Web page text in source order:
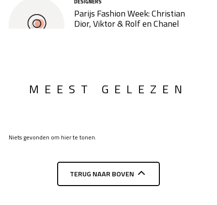
DESIGNERS
Parijs Fashion Week: Christian
Dior, Viktor & Rolf en Chanel
MEEST GELEZEN
Niets gevonden om hier te tonen.
TERUG NAAR BOVEN